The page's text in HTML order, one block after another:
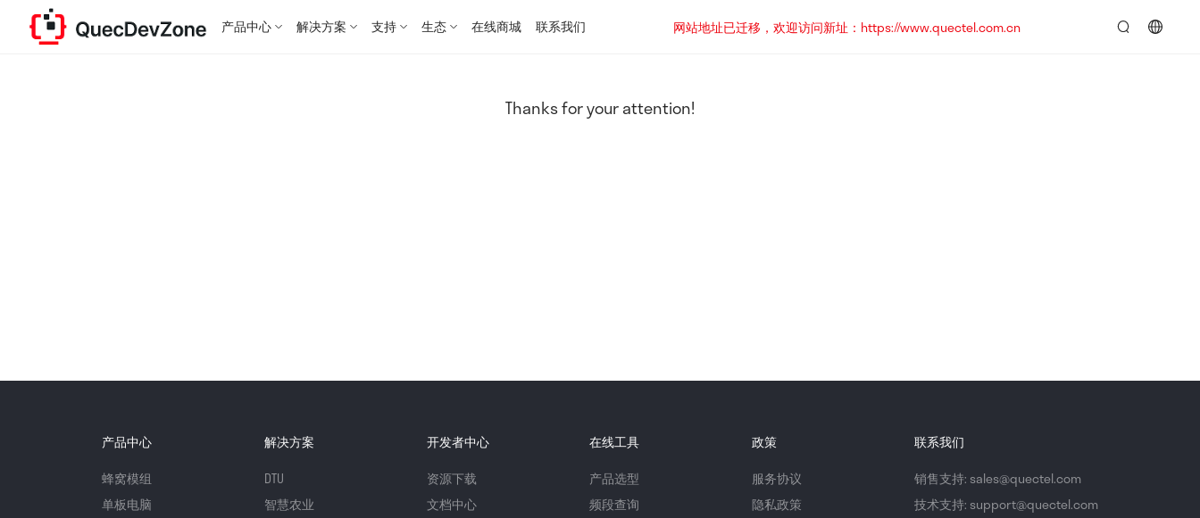
产品中心 解决方案 支持 生态 在线商城 联系我们
网站地址已迁移，欢迎访问新址：https://www.quectel.com.cn
Thanks for your attention!
产品中心
蜂窝模组
单板电脑
解决方案
DTU
智慧农业
开发者中心
资源下载
文档中心
在线工具
产品选型
频段查询
政策
服务协议
隐私政策
联系我们
销售支持: sales@quectel.com
技术支持: support@quectel.com